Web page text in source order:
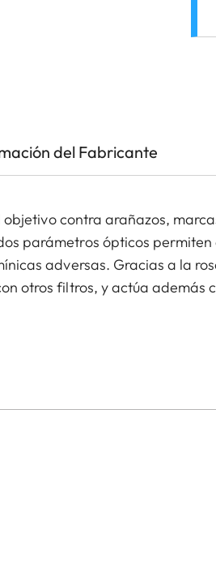
del Fabricante
contra arañazos,
parámetros ópticos
adversas. Gracias a la
otros filtros, y actúa además